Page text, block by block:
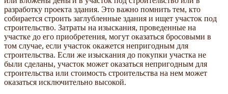
разработку проекта здания. Это важно помнить тем, кто
собирается строить заглубленные здания и ищет участок под
строительство. Затраты на изыскания, проведенные на
участке до его приобретения, могут оказаться бросовыми в
том случае, если участок окажется непригодным для
строительства. Если же изыскания до покупки участка не
были сделаны, участок может оказаться непригодным для
строительства или стоимость строительства на нем может
оказаться исключительно высокой.